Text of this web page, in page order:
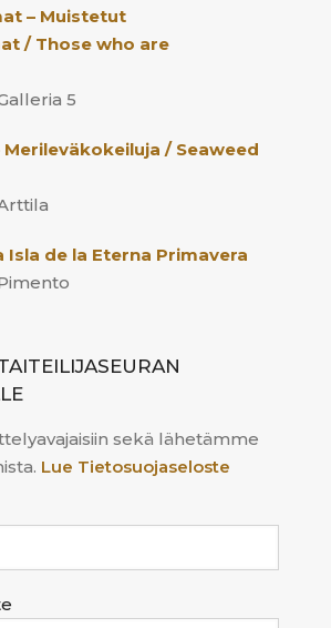
– Muistetut
/ Those who are
5
Merileväkokeiluja / Seaweed
Isla de la Eterna Primavera
sekä lähetämme
Lue Tietosuojaseloste